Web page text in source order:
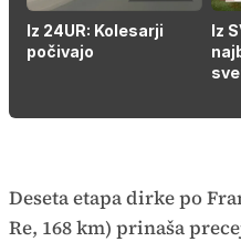
Iz 24UR: Kolesarji
počivajo
Iz
Deseta etapa dirke po
Re, 168 km) prinaša